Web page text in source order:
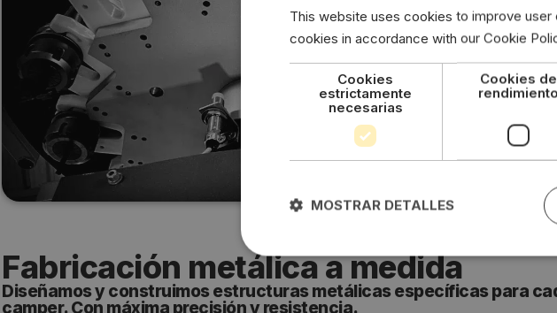
Fabricación metálica a medida
Diseñamos y construimos estructuras metálicas específicas para
camper. Con máxima precisión y resistencia.
This website uses cookies to improve
cookies in accordance with our Cookie
Cookies
estrictamente
necesarias
Cookies de
rendimiento
MOSTRAR DETALLES